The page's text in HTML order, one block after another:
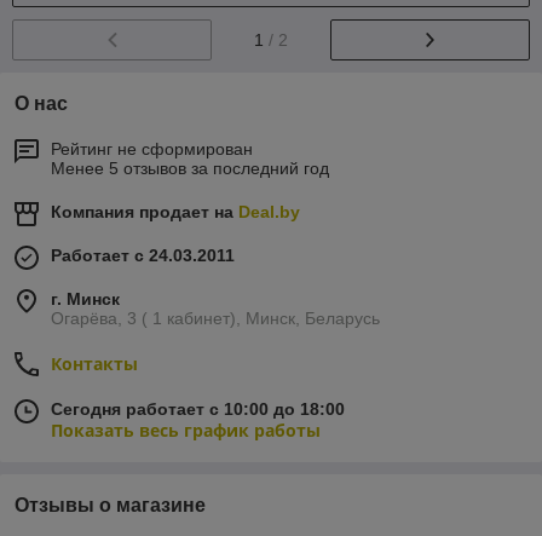
1 / 2
О нас
Рейтинг не сформирован
Менее 5 отзывов за последний год
Компания продает на Deal.by
Работает с 24.03.2011
г. Минск
Огарёва, 3 ( 1 кабинет), Минск, Беларусь
Контакты
Сегодня работает с 10:00 до 18:00
Показать весь график работы
Отзывы о магазине